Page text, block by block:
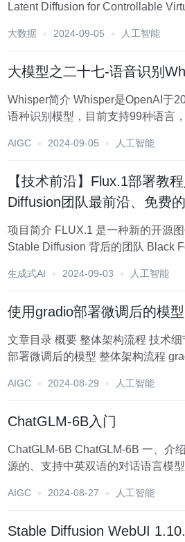
Latent Diffusion for Controllable
大数据 2024-09-05 人工智能
大模型之二十七-语音识别
Whisper简介 Whisper是OpenAI于2022年9月开源的一个多
语种识别模型，目前支持99种语言
语料预训练模型，而large-v3的标
AIGC 2024-09-05 人工智能
【技术前沿】Flux.1部署教
Diffusion团队最前沿、免费
项目简介 FLUX.1 是一种新的开源图像生成模型。它由
Stable Diffusion 背后的团队 Black
再现文字，因此非常适合需要清晰文
生成式AI 2024-09-03 人工智能
使用gradio部署微调后的模型
文章目录 概要 整体架构流程 技术细节 小结 概要 使用gradio
部署微调后的模型 整体架构流程 gradio前期学习，以下是一
gr.Audio(sources=['mi...
AIGC 2024-08-29 人工智能
ChatGLM-6B入门
ChatGLM-6B ChatGLM-6B 一、介绍 ChatGLM-6B 是一个开
源的、支持中英双语的对话语言模
化技术，用户可以在消费级的显卡...
AIGC 2024-08-27 人工智能
Stable Diffusion WebUI